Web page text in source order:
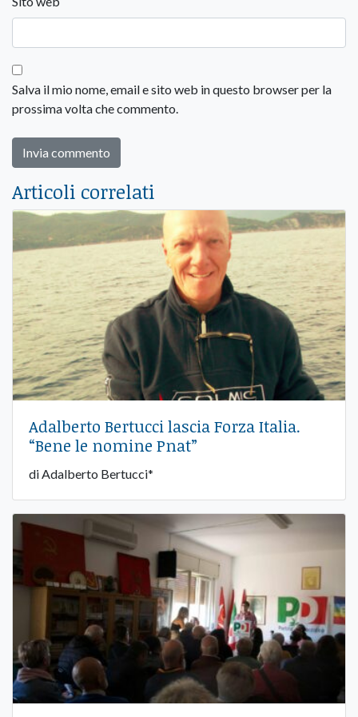
Salva il mio nome, email e sito web in questo browser per la
prossima volta che commento.
Articoli correlati
Adalberto Bertucci lascia Forza Italia.
“Bene le nomine Pnat”
di Adalberto Bertucci*